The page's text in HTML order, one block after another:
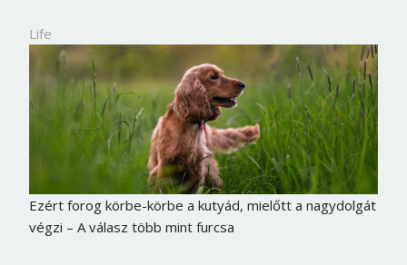
Life
Ezért forog körbe-körbe a kutyád, mielőtt a nagydolgát
végzi – A válasz több mint furcsa